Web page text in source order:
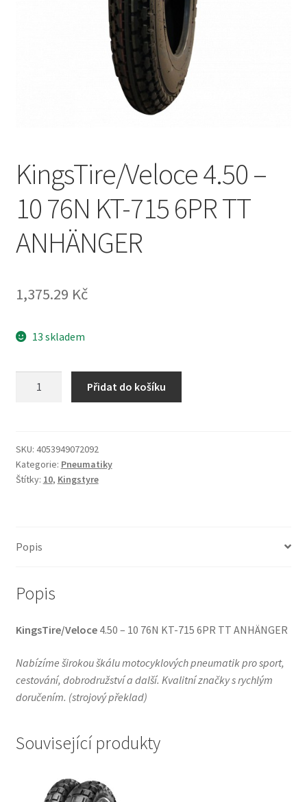
KingsTire/Veloce 4.50 –
10 76N KT-715 6PR TT
ANHÄNGER
1,375.29 Kč
13 skladem
KingsTire/Veloce
76N
KT-
715
množství
Přidat do košíku
SKU: 4053949072092
Kategorie: Pneumatiky
Štítky: 10, Kingstyre
Popis
Popis
KingsTire/Veloce4.50 – 10 76N KT-715 6PR TT ANHÄNGER
Nabízíme širokou škálu motocyklových pneumatik pro sport,
cestování, dobrodružství a další. Kvalitní značky s rychlým
doručením. (strojový překlad)
Související produkty